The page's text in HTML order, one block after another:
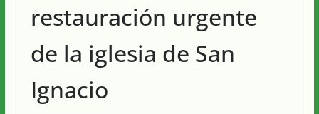
restauración urgente
de la iglesia de San
Ignacio